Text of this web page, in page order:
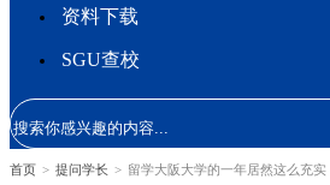
资料下载
SGU查校
首页 > 提问学长 > 留学大阪大学的一年居然这么充实